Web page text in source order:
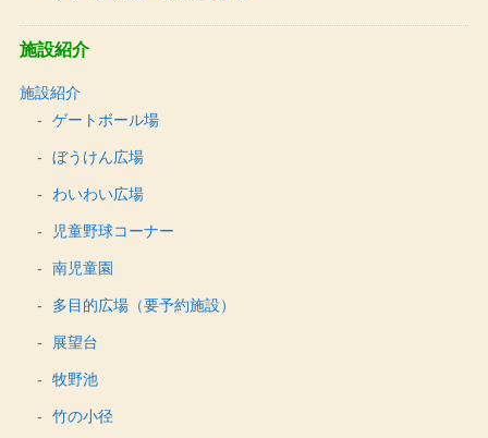
施設紹介
施設紹介
ゲートボール場
ぼうけん広場
わいわい広場
児童野球コーナー
南児童園
多目的広場（要予約施設）
展望台
牧野池
竹の小径